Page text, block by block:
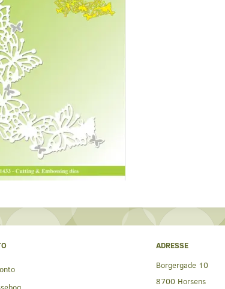
ADRESSE
Borgergade 10
8700 Horsens